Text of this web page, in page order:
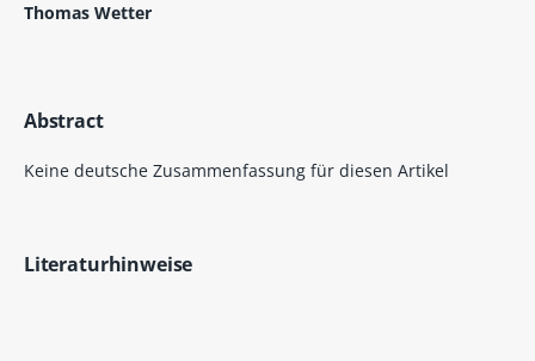
Thomas Wetter
Abstract
Keine deutsche Zusammenfassung für diesen Artikel
Literaturhinweise